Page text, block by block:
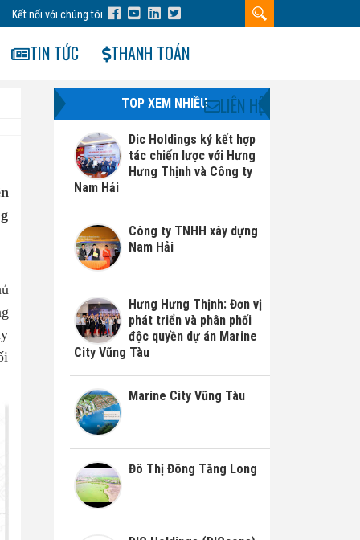
Kết nối với chúng tôi
TIN TỨC THANH TOÁN
LIÊN HỆ
TOP XEM NHIỀU
Dic Holdings ký kết hợp
tác chiến lược với Hưng
Hưng Thịnh và Công ty
Nam Hải
Công ty TNHH xây dựng
Nam Hải
Hưng Hưng Thịnh: Đơn vị
phát triển và phân phối
độc quyền dự án Marine
City Vũng Tàu
Marine City Vũng Tàu
Đô Thị Đông Tăng Long